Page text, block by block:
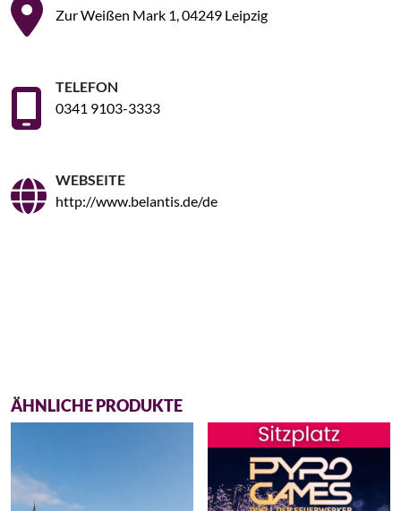
Zur Weißen Mark 1, 04249 Leipzig
TELEFON
0341 9103-3333
WEBSEITE
http://www.belantis.de/de
ÄHNLICHE PRODUKTE